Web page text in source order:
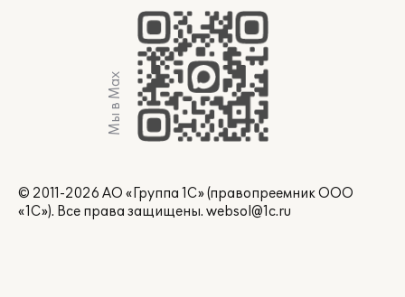
Мы в Max
© 2011-2026 АО «Группа 1С» (правопреемник ООО
«1С»). Все права защищены. websol@1c.ru